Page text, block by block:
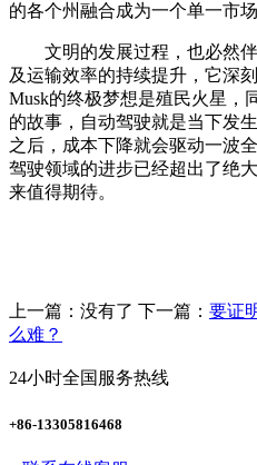
的各个州融合成为一个单一市场
文明的发展过程，也必然伴
及运输效率的持续提升，它深
Musk的终极梦想是殖民火星，
的故事，自动驾驶就是当下发
之后，成本下降就会驱动一波
驾驶领域的进步已经超出了绝
来值得期待。
上一篇：没有了 下一篇： 要证
么难？
24小时全国服务热线
+86-13305816468